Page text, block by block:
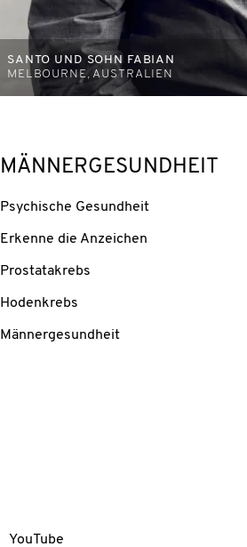
SANTO UND SOHN FABIAN
MELBOURNE, AUSTRALIEN
MÄNNERGESUNDHEIT
Psychische Gesundheit
Erkenne die Anzeichen
Prostatakrebs
Hodenkrebs
Männergesundheit
YouTube